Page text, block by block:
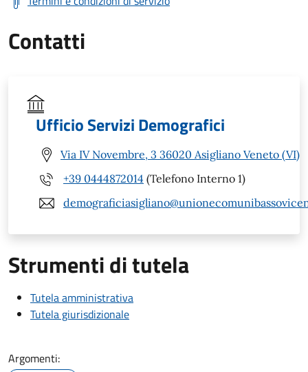
Contatti
Ufficio Servizi Demografici
Via IV Novembre, 3 36020 Asigliano Veneto (VI)
+39 0444872014 (Telefono Interno 1)
Strumenti di tutela
Tutela amministrativa
Tutela giurisdizionale
Argomenti: